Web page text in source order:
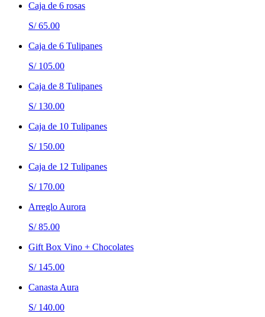
Caja de 6 rosas
S/ 65.00
Caja de 6 Tulipanes
S/ 105.00
Caja de 8 Tulipanes
S/ 130.00
Caja de 10 Tulipanes
S/ 150.00
Caja de 12 Tulipanes
S/ 170.00
Arreglo Aurora
S/ 85.00
Gift Box Vino + Chocolates
S/ 145.00
Canasta Aura
S/ 140.00